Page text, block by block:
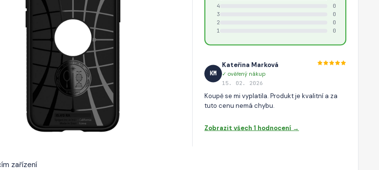
zařízení
4
0
3
0
2
0
1
0
KM
Kateřina Marková
✓ ověřený nákup
15. 02. 2026
Koupě se mi vyplatila. Produkt je kvalitní a za
tuto cenu nemá chybu.
Zobrazit všech 1 hodnocení →